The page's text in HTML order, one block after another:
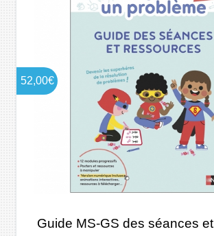
Guide MS-GS des séances et
52,00€